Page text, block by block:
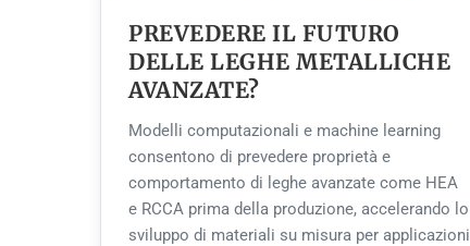
PREVEDERE IL FUTURO
DELLE LEGHE METALLICHE
AVANZATE?
Modelli computazionali e machine learning
consentono di prevedere proprietà e
comportamento di leghe avanzate come HEA
e RCCA prima della produzione, accelerando lo
sviluppo di materiali su misura per applicazioni